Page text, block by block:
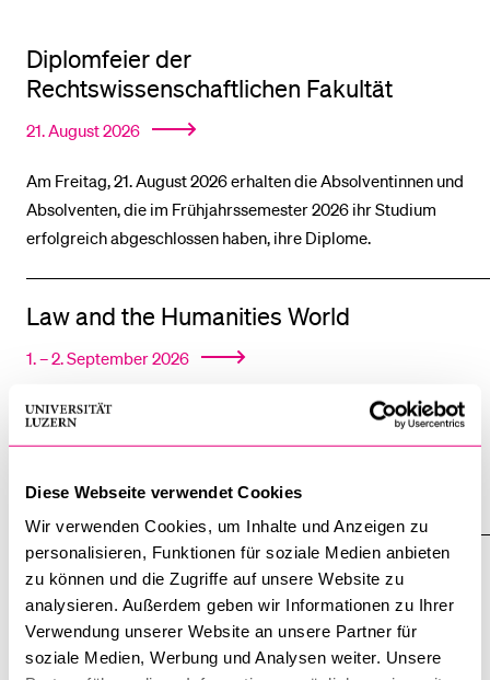
Diese Webseite verwendet Cookies
Wir verwenden Cookies, um Inhalte und Anzeigen zu
personalisieren, Funktionen für soziale Medien anbieten
zu können und die Zugriffe auf unsere Website zu
analysieren. Außerdem geben wir Informationen zu Ihrer
Verwendung unserer Website an unsere Partner für
soziale Medien, Werbung und Analysen weiter. Unsere
Diplomfeier der
Rechtswissenschaftlichen Fakultät
21. August 2026
Am Freitag, 21. August 2026 erhalten die Absolventinnen und
Absolventen, die im Frühjahrssemester 2026 ihr Studium
erfolgreich abgeschlossen haben, ihre Diplome.
Law and the Humanities World
1. – 2. September 2026
Conference of the Swiss Law and Humanities Hub, hosted by
Geneva.
«Energie!» Lesung von Seraina Kobler
und Debatte
14. September 2026
BELIEBTE INHALTE
Vorlesungsverzeichnis
Bibliothek
Sportangebot
Menuplan Mensa
Anmeldung und Zulassung